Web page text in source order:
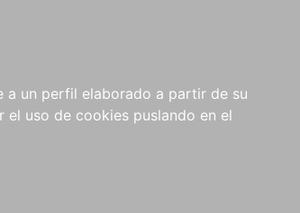
a un perfil elaborado a partir de su
uso de cookies puslando en el
NOTICIAS
COMPRAS
INSTITUCIONALES